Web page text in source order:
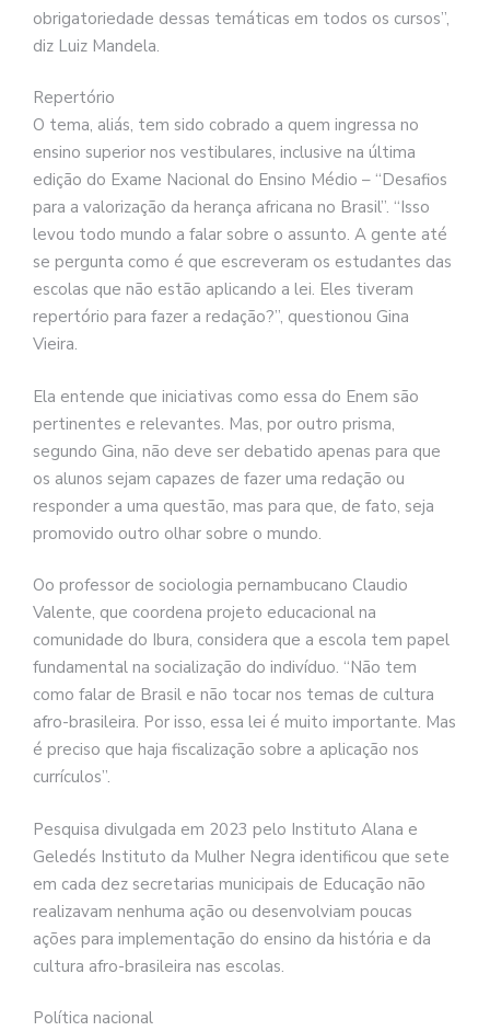
obrigatoriedade dessas temáticas em todos os cursos”,
diz Luiz Mandela.
Repertório
O tema, aliás, tem sido cobrado a quem ingressa no
ensino superior nos vestibulares, inclusive na última
edição do Exame Nacional do Ensino Médio – “Desafios
para a valorização da herança africana no Brasil”. “Isso
levou todo mundo a falar sobre o assunto. A gente até
se pergunta como é que escreveram os estudantes das
escolas que não estão aplicando a lei. Eles tiveram
repertório para fazer a redação?”, questionou Gina
Vieira.
Ela entende que iniciativas como essa do Enem são
pertinentes e relevantes. Mas, por outro prisma,
segundo Gina, não deve ser debatido apenas para que
os alunos sejam capazes de fazer uma redação ou
responder a uma questão, mas para que, de fato, seja
promovido outro olhar sobre o mundo.
Oo professor de sociologia pernambucano Claudio
Valente, que coordena projeto educacional na
comunidade do Ibura, considera que a escola tem papel
fundamental na socialização do indivíduo. “Não tem
como falar de Brasil e não tocar nos temas de cultura
afro-brasileira. Por isso, essa lei é muito importante. Mas
é preciso que haja fiscalização sobre a aplicação nos
currículos”.
Pesquisa divulgada em 2023 pelo Instituto Alana e
Geledés Instituto da Mulher Negra identificou que sete
em cada dez secretarias municipais de Educação não
realizavam nenhuma ação ou desenvolviam poucas
ações para implementação do ensino da história e da
cultura afro-brasileira nas escolas.
Política nacional